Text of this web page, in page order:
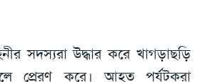
সদস্যরা উদ্ধার করে খাগড়াছড়ি
প্রেরণ করে। আহত পর্যটকরা